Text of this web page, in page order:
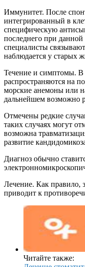
Иммунитет. После
интегрированный в
специфическую
последнего при
специалисты
наблюдается у старых
Течение и симптомы. В
распространяются на
морские анемоны или
дальнейшем возможно
Отмечены редкие
таких случаях могут
возможна
развитие
Диагноз обычно
Лечение. Как правило,
приводит к
Читайте также: